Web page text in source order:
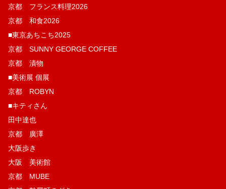
京都 フランス料理2026
京都 和食2026
■東京あちこち2025
京都 SUNNY GEORGE COFFEE
京都 漬物
■美術展 個展
京都 ROBYN
■キティさん
田中達也
京都 廣澤
大阪歩き
大阪 美術館
京都 MUBE